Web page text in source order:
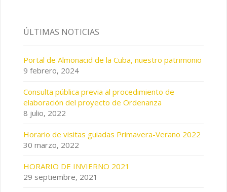
ÚLTIMAS NOTICIAS
Portal de Almonacid de la Cuba, nuestro patrimonio
9 febrero, 2024
Consulta pública previa al procedimiento de
elaboración del proyecto de Ordenanza
8 julio, 2022
Horario de visitas guiadas Primavera-Verano 2022
30 marzo, 2022
HORARIO DE INVIERNO 2021
29 septiembre, 2021